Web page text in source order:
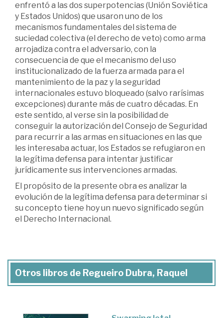
enfrentó a las dos superpotencias (Unión Soviética
y Estados Unidos) que usaron uno de los
mecanismos fundamentales del sistema de
suciedad colectiva (el derecho de veto) como arma
arrojadiza contra el adversario, con la
consecuencia de que el mecanismo del uso
institucionalizado de la fuerza armada para el
mantenimiento de la paz y la seguridad
internacionales estuvo bloqueado (salvo rarísimas
excepciones) durante más de cuatro décadas. En
este sentido, al verse sin la posibilidad de
conseguir la autorización del Consejo de Seguridad
para recurrir a las armas en situaciones en las que
les interesaba actuar, los Estados se refugiaron en
la legítima defensa para intentar justificar
jurídicamente sus intervenciones armadas.
El propósito de la presente obra es analizar la
evolución de la legítima defensa para determinar si
su concepto tiene hoy un nuevo significado según
el Derecho Internacional.
Otros libros de Regueiro Dubra, Raquel